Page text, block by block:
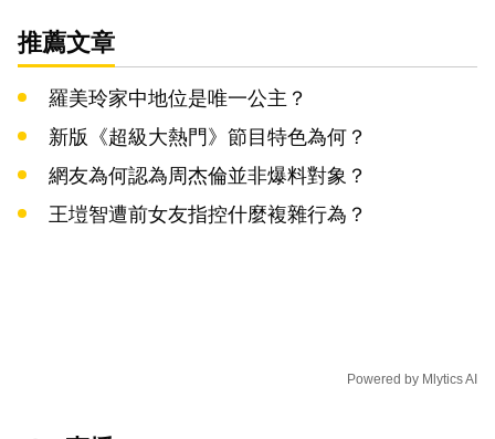
推薦文章
羅美玲家中地位是唯一公主？
新版《超級大熱門》節目特色為何？
網友為何認為周杰倫並非爆料對象？
王塏智遭前女友指控什麼複雜行為？
Powered by Mlytics AI